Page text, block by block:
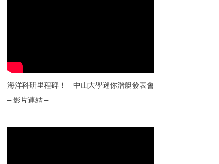
海洋科研里程碑！ 中山大學迷你潛艇發表會
– 影片連結 –